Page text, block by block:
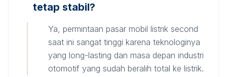
tetap stabil?
Ya, permintaan pasar mobil listrik second
saat ini sangat tinggi karena teknologinya
yang long-lasting dan masa depan industri
otomotif yang sudah beralih total ke listrik.